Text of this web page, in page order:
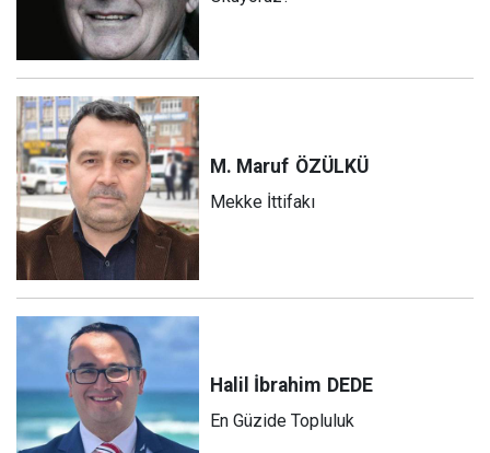
M. Maruf ÖZÜLKÜ
Mekke İttifakı
Halil İbrahim DEDE
En Güzide Topluluk